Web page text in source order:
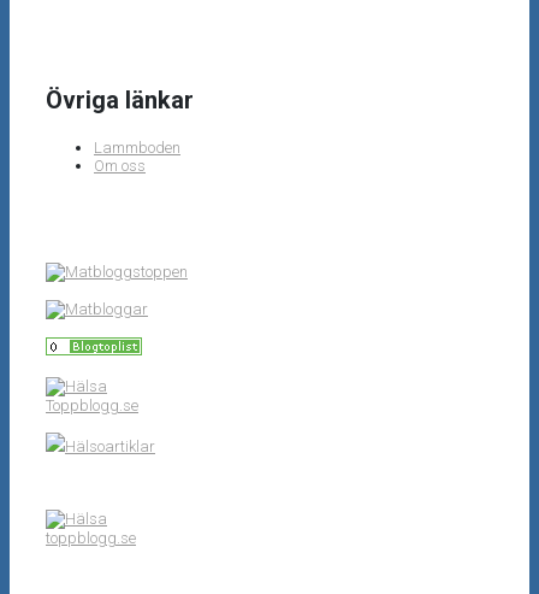
Övriga länkar
Lammboden
Om oss
Toppblogg.se
Hälsoartiklar
toppblogg.se